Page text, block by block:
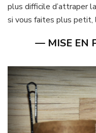
plus difficile d’attraper
si vous faites plus petit,
— MISE EN